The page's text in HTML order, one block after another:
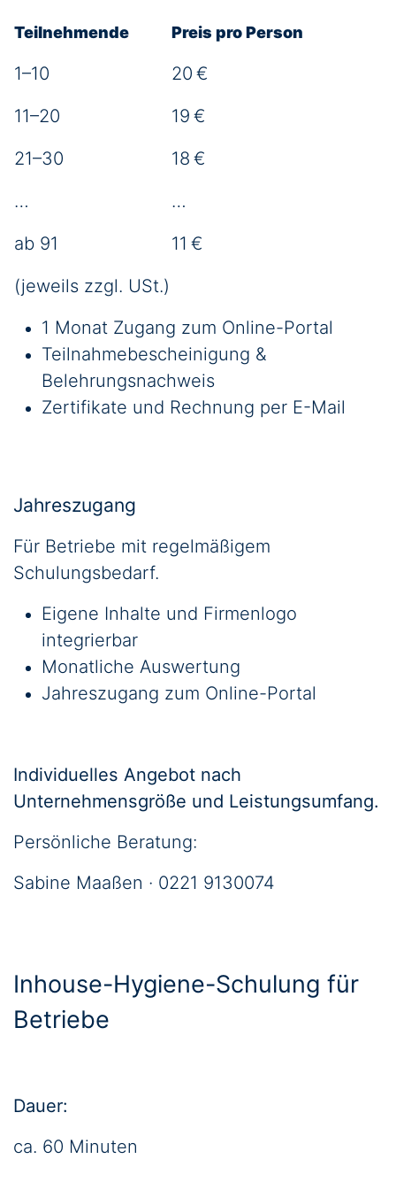
Teilnehmende Preis pro Person
1–10
20 €
11–20
19 €
21–30
18 €
…
…
ab 91
11 €
(jeweils zzgl. USt.)
1 Monat Zugang zum Online-Portal
Teilnahmebescheinigung &
Belehrungsnachweis
Zertifikate und Rechnung per E-Mail
Jahreszugang
Für Betriebe mit regelmäßigem
Schulungsbedarf.
Eigene Inhalte und Firmenlogo
integrierbar
Monatliche Auswertung
Jahreszugang zum Online-Portal
Individuelles Angebot nach
Unternehmensgröße und Leistungsumfang.
Persönliche Beratung:
Sabine Maaßen · 0221 9130074
Inhouse-Hygiene-Schulung für
Betriebe
Dauer:
ca. 60 Minuten